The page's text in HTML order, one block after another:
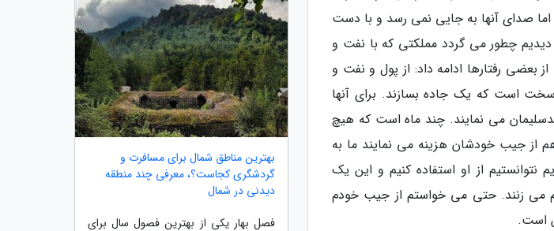
صدای آنها به جایی نمی رسد و با دست
دیدیم چطور می گردد مملکتی که با نفت و
بعضی رفتارها ادامه داد: از پول و نفت و
سخت است که یک جاده بسازند. برای آنها
می نمایند. چند ماه است که هیچ
از جیب خودشان هزینه می نمایند ما به
نتوانستیم از او استفاده کنیم و این یک
می زنند. حتی می خواستم از جیب خودم
است.
بهترین مناطق شمال برای مسافرت و
گردشگری کجاست؟، معرفی چند منطقه
دیدنی در شمال
فصل بهار یکی از بهترین فصول سال برای